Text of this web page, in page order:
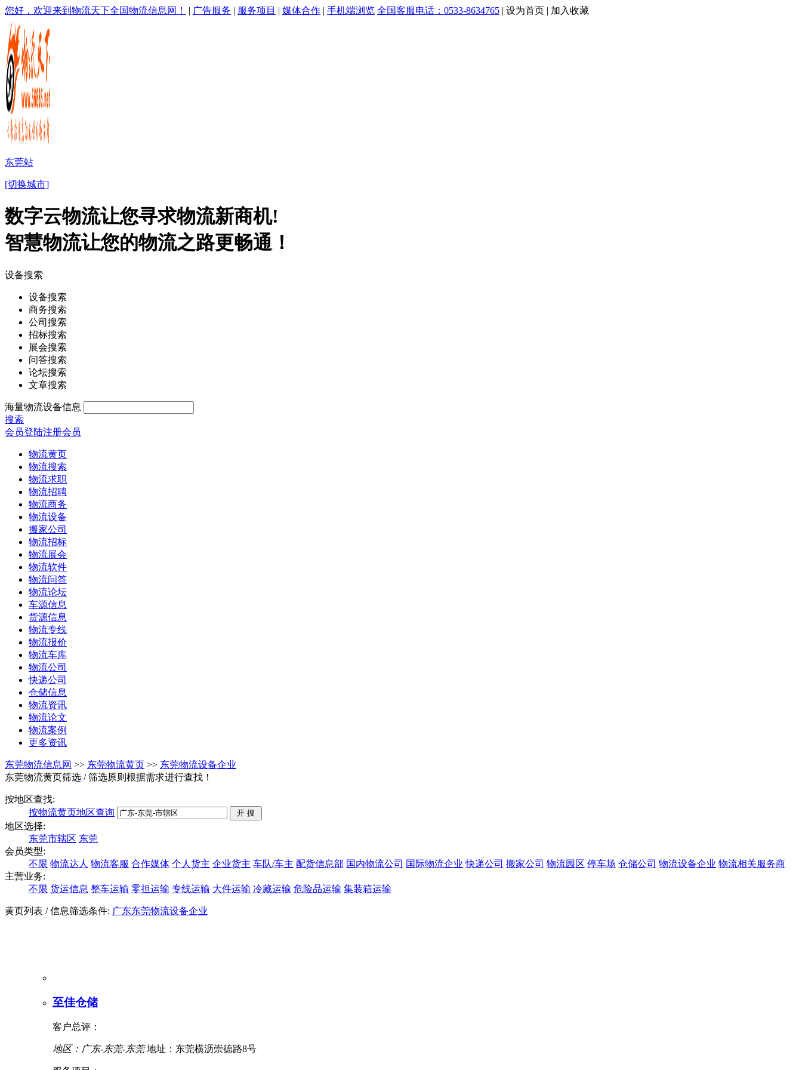
您好，欢迎来到物流天下全国物流信息网！ | 广告服务 | 服务项目 | 媒体合作 | 手机端浏览 全国客服电话：0533-8634765 | 设为首页 | 加入收藏
东莞站
[切换城市]
数字云物流让您寻求物流新商机!
智慧物流让您的物流之路更畅通！
设备搜索
设备搜索
商务搜索
公司搜索
招标搜索
展会搜索
问答搜索
论坛搜索
文章搜索
海量物流设备信息
搜索
会员登陆注册会员
物流黄页
物流搜索
物流求职
物流招聘
物流商务
物流设备
搬家公司
物流招标
物流展会
物流软件
物流问答
物流论坛
车源信息
货源信息
物流专线
物流报价
物流车库
物流公司
快递公司
仓储信息
物流资讯
物流论文
物流案例
更多资讯
东莞物流信息网 >> 东莞物流黄页 >> 东莞物流设备企业
东莞物流黄页筛选 / 筛选原则根据需求进行查找！
按地区查找:
按物流黄页地区查询
地区选择:
东莞市辖区 东莞
会员类型:
不限 物流达人 物流客服 合作媒体 个人货主 企业货主 车队/车主 配货信息部 国内物流公司 国际物流企业 快递公司 搬家公司 物流园区 停车场 仓储公司 物流设备企业 物流相关服务商
主营业务:
不限 货运信息 整车运输 零担运输 专线运输 大件运输 冷藏运输 危险品运输 集装箱运输
黄页列表 / 信息筛选条件: 广东东莞物流设备企业
至佳仓储
客户总评：
地区：广东-东莞-东莞地址：东莞横沥崇德路8号